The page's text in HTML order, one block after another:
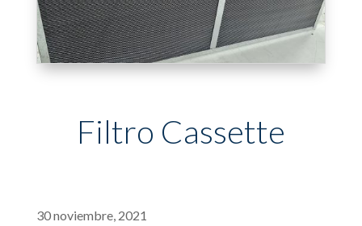
Filtro Cassette
30 noviembre, 2021